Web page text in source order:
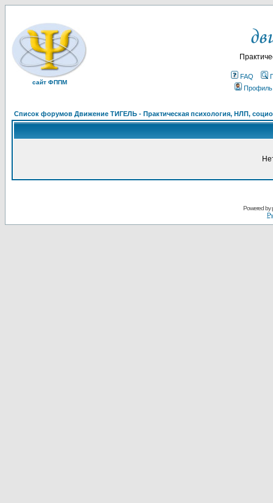
сайт ФППМ
FAQ
Профиль
Список форумов Движение ТИГЕЛЬ - Практическая психология, НЛП,
Powered by